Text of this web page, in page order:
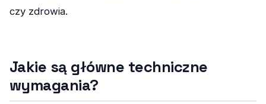
czy zdrowia.
Jakie są główne techniczne
wymagania?